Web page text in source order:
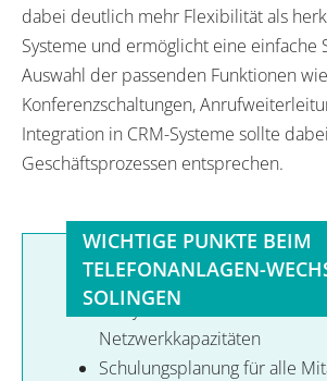
dabei deutlich mehr Flexibilität als
Systeme und ermöglicht eine einfache
Auswahl der passenden Funktionen wie
Konferenzschaltungen,
Integration in CRM-Systeme sollte
Geschäftsprozessen entsprechen.
WICHTIGE PUNKTE BEIM
TELEFONANLAGEN-
SOLINGEN
Analyse der bestehenden
Netzwerkkapazitäten
Schulungsplanung für alle